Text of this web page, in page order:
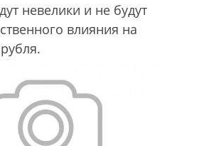
невелики и не будут
влияния на